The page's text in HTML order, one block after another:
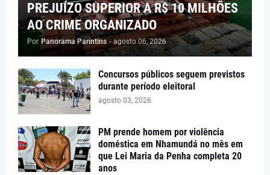
PREJUÍZO SUPERIOR A R$ 10 MILHÕES
AO CRIME ORGANIZADO
Por Panorama Parintins - agosto 06, 2026
Concursos públicos seguem previstos
durante período eleitoral
agosto 03, 2026
PM prende homem por violência
doméstica em Nhamundá no mês em
que Lei Maria da Penha completa 20
anos